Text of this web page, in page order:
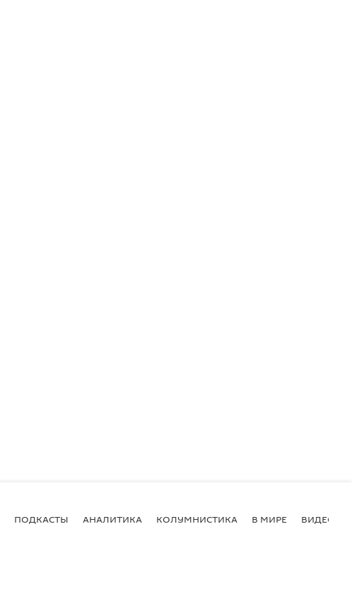
ПОДКАСТЫ АНАЛИТИКА КОЛУМНИСТИКА В МИРЕ ВИДЕО